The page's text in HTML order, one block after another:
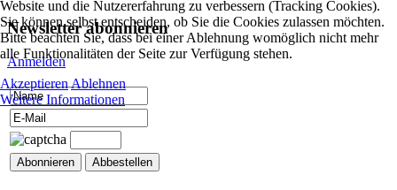
Newsletter abonnieren
Anmelden
Website und die Nutzererfahrung zu verbessern (Tracking Cookies).
Sie können selbst entscheiden, ob Sie die Cookies zulassen möchten.
Bitte beachten Sie, dass bei einer Ablehnung womöglich nicht mehr
alle Funktionalitäten der Seite zur Verfügung stehen.
AkzeptierenAblehnen
Weitere Informationen